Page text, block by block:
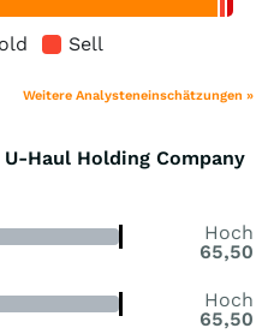
Sell
Weitere Analysteneinschätzungen »
Haul Holding Company
Hoch
65,50
Hoch
65,50